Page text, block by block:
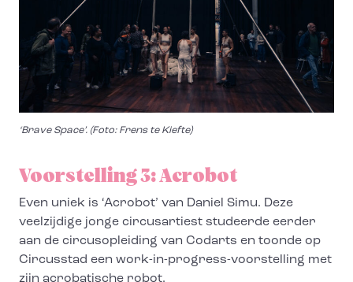
‘Brave Space’. (Foto: Frens te Kiefte)
Voorstelling 3: Acrobot
Even uniek is ‘Acrobot’ van Daniel Simu. Deze
veelzijdige jonge circusartiest studeerde eerder
aan de circusopleiding van Codarts en toonde op
Circusstad een work-in-progress-voorstelling met
zijn acrobatische robot.